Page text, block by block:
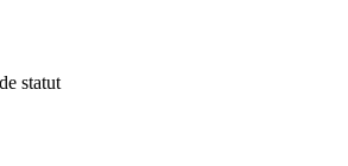
statut